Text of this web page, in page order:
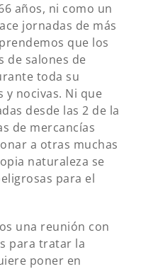
años, ni como un
jornadas de más
que los
de salones de
toda su
y nocivas. Ni que
desde las 2 de la
de mercancías
a otras muchas
naturaleza se
para el
una reunión con
para tratar la
poner en